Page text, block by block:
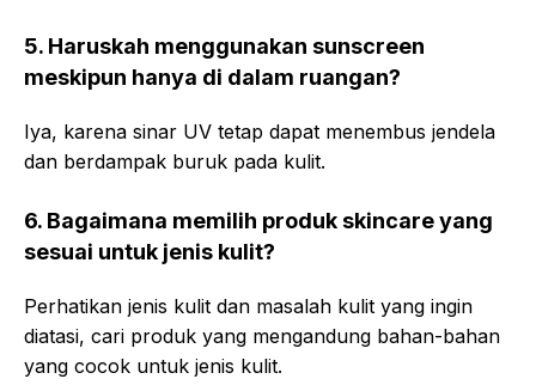
5. Haruskah menggunakan sunscreen
meskipun hanya di dalam ruangan?
Iya, karena sinar UV tetap dapat menembus jendela
dan berdampak buruk pada kulit.
6. Bagaimana memilih produk skincare yang
sesuai untuk jenis kulit?
Perhatikan jenis kulit dan masalah kulit yang ingin
diatasi, cari produk yang mengandung bahan-bahan
yang cocok untuk jenis kulit.